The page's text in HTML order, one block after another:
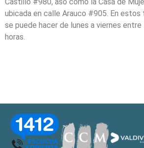
ubicada en calle Arauco #905. En
se puede hacer de lunes a viernes entre
horas.